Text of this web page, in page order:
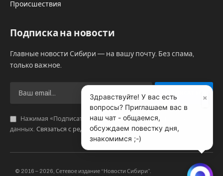
Происшествия
Подписка на новости
Главные новости Сибири — на вашу почту. Без спама,
только важное.
Нажимая «Подписаться», вы соглашаетесь с обработкой
данных. Связаться с редакцией.
© 2016 – 2026, Сетевое издание “Новости Сибири”.
×
Здравствуйте! У вас есть
вопросы? Приглашаем вас в
наш чат - общаемся,
обсуждаем повестку дня,
знакомимся ;-)